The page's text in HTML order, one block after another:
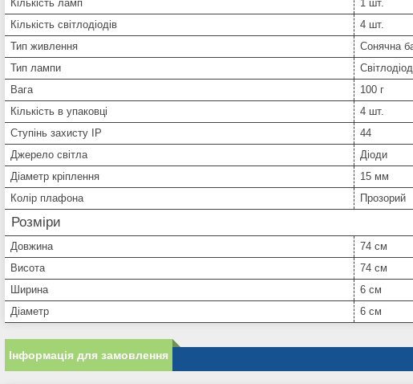
Кількість ламп
1 шт.
Кількість світлодіодів
4 шт.
Тип живлення
Сонячна
Тип лампи
Вага
100 г
Кількість в упаковці
4 шт.
Ступінь захисту IP
44
Джерело світла
Діоди
Діаметр кріплення
15 мм
Колір плафона
Прозорий
Розміри
Довжина
74 см
Висота
74 см
Ширина
6 см
Діаметр
6 см
Інформація для замовлення